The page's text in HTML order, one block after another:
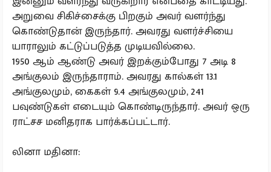
அறுவை சிகிச்சைக்கு பிறகும் அவர் வளர்ந்து
கொண்டுதான் இருந்தார். அவரது வளர்ச்சியை
யாராலும் கட்டுப்படுத்த முடியவில்லை.
1950 ஆம் ஆண்டு அவர் இறக்கும்போது 7 அடி 8
அங்குலம் இருந்தாராம். அவரது கால்கள் 13.1
அங்குலமும், கைகள் 9.4 அங்குலமும், 241
பவுண்டுகள் எடையும் கொண்டிருந்தார். அவர் ஒரு
ராட்சச மனிதராக பார்க்கப்பட்டார்.
​லினா மதினா: